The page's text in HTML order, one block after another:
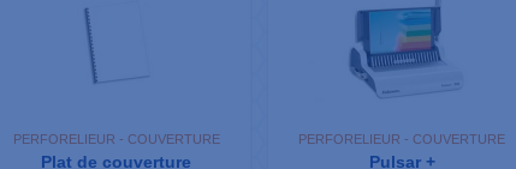
PERFORELIEUR - COUVERTURE
Plat de couverture
PERFORELIEUR - COUVERTURE
Pulsar +